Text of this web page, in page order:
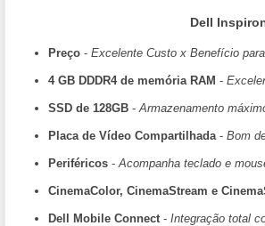
Dell
Preço- Excelente Custo x Benefício
4 GB DDDR4 de memória RAM -
SSD de 128GB-Armazenamento
Placa de Vídeo Compartilhada- Bom
Periféricos-Acompanha teclado e
CinemaColor, CinemaStream e
Dell Mobile Connect- Integração total